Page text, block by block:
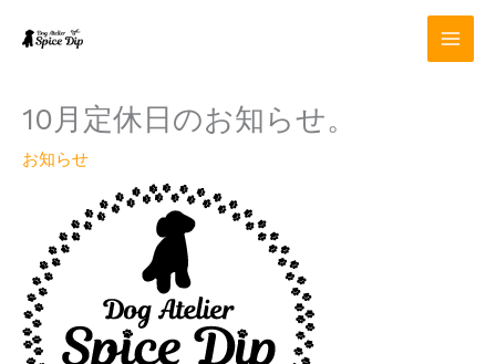
10月定休日のお知らせ。
お知らせ